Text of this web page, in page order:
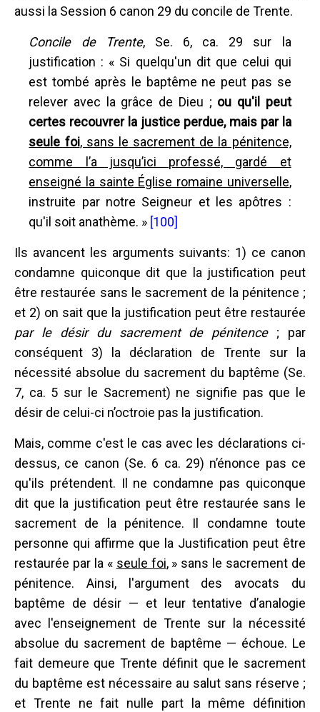
aussi la Session 6 canon 29 du concile de Trente.
Concile de Trente, Se. 6, ca. 29 sur la
justification : « Si quelqu'un dit que celui qui
est tombé après le baptême ne peut pas se
relever avec la grâce de Dieu ; ou qu'il peut
certes recouvrer la justice perdue, mais par la
seule foi, sans le sacrement de la pénitence,
comme l’a jusqu’ici professé, gardé et
enseigné la sainte Église romaine universelle,
instruite par notre Seigneur et les apôtres :
qu'il soit anathème. » [100]
Ils avancent les arguments suivants: 1) ce canon
condamne quiconque dit que la justification peut
être restaurée sans le sacrement de la pénitence ;
et 2) on sait que la justification peut être restaurée
par le désir du sacrement de pénitence; par
conséquent 3) la déclaration de Trente sur la
nécessité absolue du sacrement du baptême (Se.
7, ca. 5 sur le Sacrement) ne signifie pas que le
désir de celui-ci n’octroie pas la justification.
Mais, comme c'est le cas avec les déclarations ci-
dessus, ce canon (Se. 6 ca. 29) n’énonce pas ce
qu'ils prétendent. Il ne condamne pas quiconque
dit que la justification peut être restaurée sans le
sacrement de la pénitence. Il condamne toute
personne qui affirme que la Justification peut être
restaurée par la « seule foi, » sans le sacrement de
pénitence. Ainsi, l'argument des avocats du
baptême de désir — et leur tentative d’analogie
avec l'enseignement de Trente sur la nécessité
absolue du sacrement de baptême — échoue. Le
fait demeure que Trente définit que le sacrement
du baptême est nécessaire au salut sans réserve ;
et Trente ne fait nulle part la même définition